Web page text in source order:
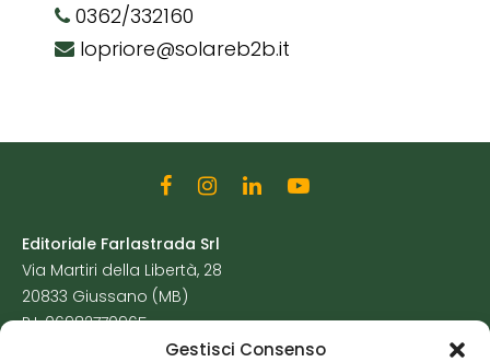
Gestisci Consenso
0362/332160
lopriore@solareb2b.it
Editoriale Farlastrada Srl
Via Martiri della Libertà, 28
20833 Giussano (MB)
P.I. 06982770965